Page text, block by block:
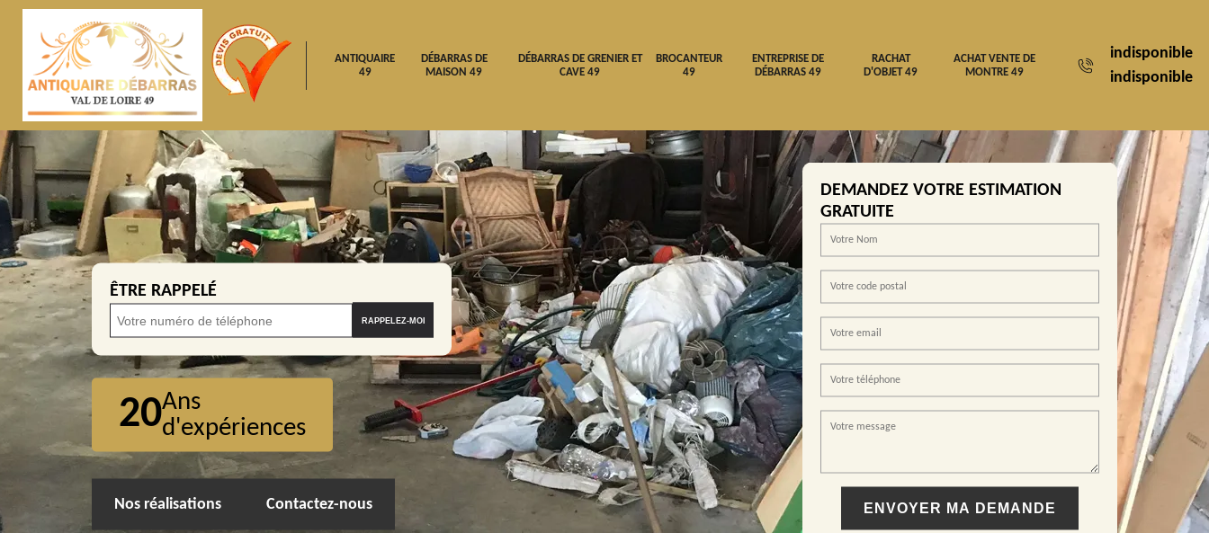
ANTIQUAIRE
49
DÉBARRAS DE
MAISON 49
DÉBARRAS DE GRENIER ET
CAVE 49
BROCANTEUR
49
ENTREPRISE DE
DÉBARRAS 49
RACHAT
D'OBJET 49
ACHAT VENTE DE
MONTRE 49
indisponible
indisponible
ÊTRE RAPPELÉ
20Ans
d'expériences
Nos réalisations Contactez-nous
DEMANDEZ VOTRE ESTIMATION
GRATUITE